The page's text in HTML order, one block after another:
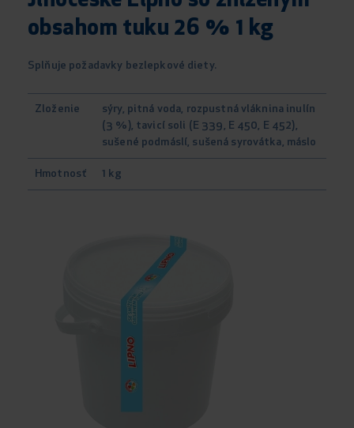
obsahom tuku 26 % 1 kg
Splňuje požadavky bezlepkové diety.
Zloženie
sýry, pitná voda, rozpustná vláknina inulín
(3 %), tavicí soli (E 339, E 450, E 452),
sušené podmáslí, sušená syrovátka, máslo
Hmotnosť 1 kg